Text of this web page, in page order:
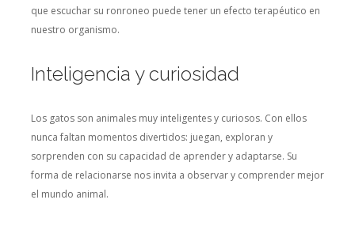
que escuchar su ronroneo puede tener un efecto terapéutico en
nuestro organismo.
Inteligencia y curiosidad
Los gatos son animales muy inteligentes y curiosos. Con ellos
nunca faltan momentos divertidos: juegan, exploran y
sorprenden con su capacidad de aprender y adaptarse. Su
forma de relacionarse nos invita a observar y comprender mejor
el mundo animal.